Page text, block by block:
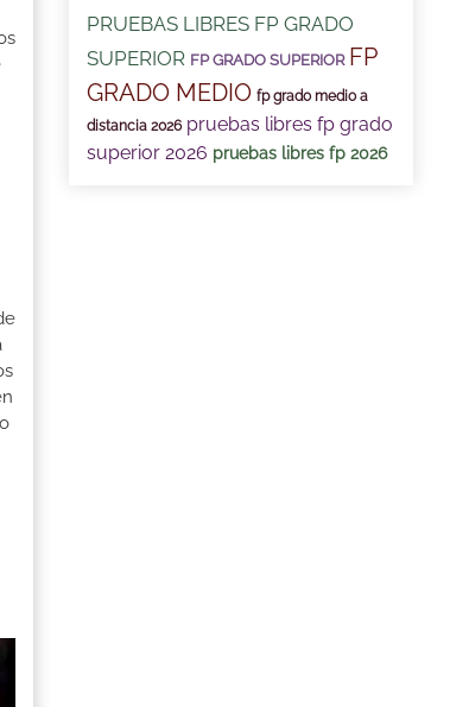
PRUEBAS LIBRES FP GRADO
SUPERIOR FP GRADO SUPERIOR FP
GRADO MEDIO fp grado medio a
distancia 2026 pruebas libres fp grado
superior 2026 pruebas libres fp 2026